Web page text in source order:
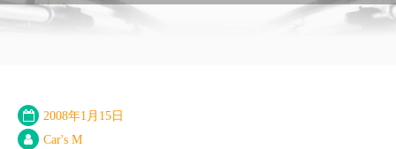
2008年1月15日
Car's M